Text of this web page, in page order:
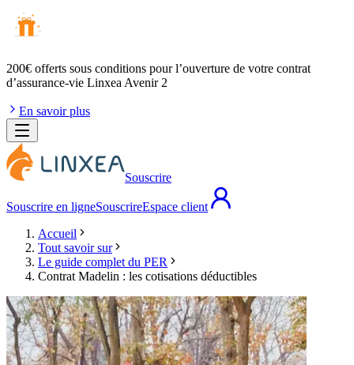
200€ offerts sous conditions pour l’ouverture de votre contrat
d’assurance-vie Linxea Avenir 2
En savoir plus
Souscrire
Souscrire en ligneSouscrireEspace client
Accueil
Tout savoir sur
Le guide complet du PER
Contrat Madelin : les cotisations déductibles